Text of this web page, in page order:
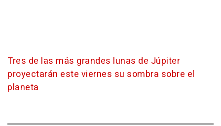
Tres de las más grandes lunas de Júpiter
proyectarán este viernes su sombra sobre el
planeta